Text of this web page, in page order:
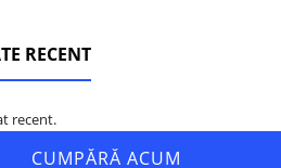
CUMPĂRĂ ACUM
RECENT
recent.